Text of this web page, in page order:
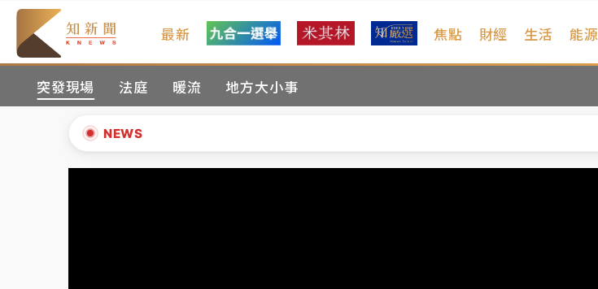
最新 焦點 財經 生活 能源
突發現場 法庭 暖流 地方大小事
NEWS
暑假過三周才推「E宿新北打卡趣」！抽獎程序複雜 觀旅局回應了
中信慈善基金會想增加董事人數！辜仲諒向法院聲請遭駁 理由曝光
故宮《龍藏經》特展第2檔！今線上預約開賣一度塞車 周六起展出延長至晚上7時